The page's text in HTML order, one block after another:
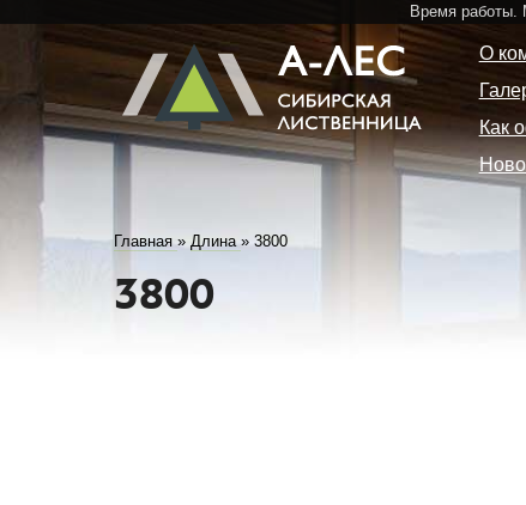
Время работы.
О
Как
Главная » Длина » 3800
3800